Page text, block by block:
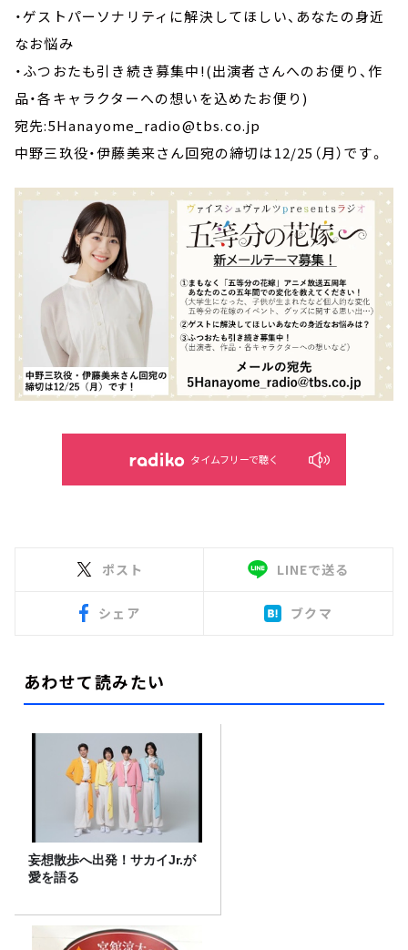
・ゲストパーソナリティに解決してほしい、あなたの身近
なお悩み
・ふつおたも引き続き募集中!(出演者さんへのお便り、作
品・各キャラクターへの想いを込めたお便り)
宛先:5Hanayome_radio@tbs.co.jp
中野三玖役・伊藤美来さん回宛の締切は12/25（月）です。
タイムフリーで聴く
ポスト LINEで送る
シェア ブクマ
あわせて読みたい
妄想散歩へ出発！サカイJr.が
愛を語る